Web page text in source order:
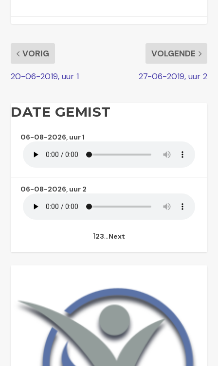
VORIG
20-06-2019, uur 1
VOLGENDE
27-06-2019, uur 2
DATE GEMIST
06-08-2026, uur 1
06-08-2026, uur 2
123…Next